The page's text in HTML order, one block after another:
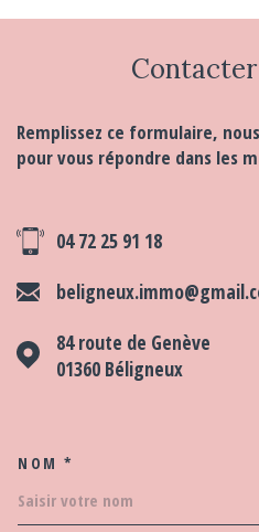
Contacter
Remplissez ce formulaire,
pour vous répondre dans les
04 72 25 91 18
84 route de Genève
01360 Béligneux
NOM *